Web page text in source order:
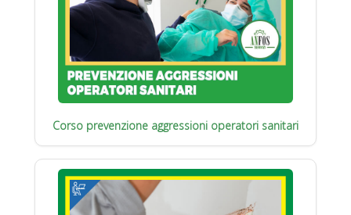
Corso prevenzione aggressioni operatori sanitari